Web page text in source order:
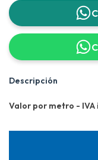
Descripción
Valor por metro - IVA